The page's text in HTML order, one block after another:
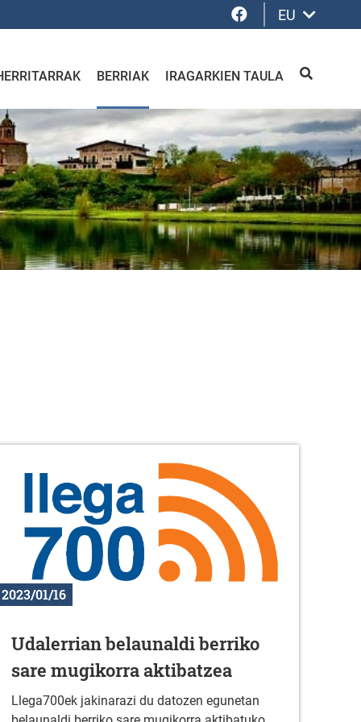
Facebook
EU
BERRIAK IRAGARKIEN TAULA BILATU
2023/01/16
Udalerrian belaunaldi berriko
sare mugikorra aktibatzea
Llega700ek jakinarazi du datozen egunetan